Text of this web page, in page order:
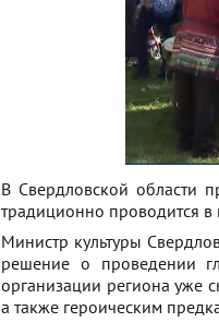
В Свердловской области
традиционно проводится в
Министр культуры
решение о проведении
организации региона уже
а также героическим